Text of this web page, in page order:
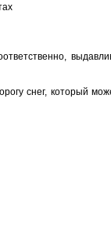
снег, который